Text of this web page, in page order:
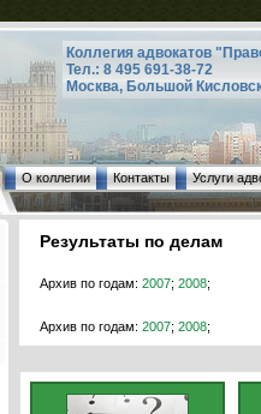
Коллегия адвокатов
Тел.: 8 495 691-38-72
Москва, Большой
О коллегии Контакты Услуги
Результаты по делам
Архив по годам: 2007; 2008;
Архив по годам: 2007; 2008;